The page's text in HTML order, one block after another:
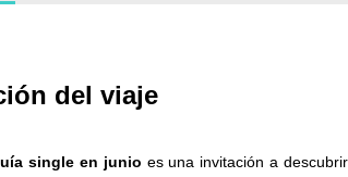
del viaje
single en junio es una invitación a